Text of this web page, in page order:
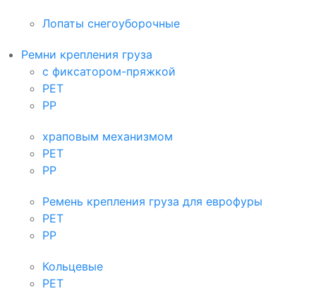
Лопаты снегоуборочные
Ремни крепления груза
с фиксатором-пряжкой
PET
PP
храповым механизмом
PET
PP
Ремень крепления груза для еврофуры
PET
PP
Кольцевые
PET